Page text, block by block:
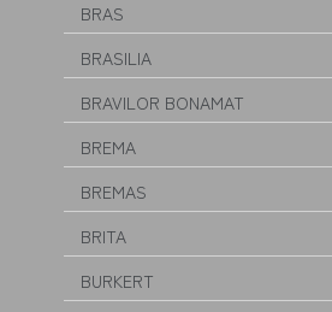
BRAS
BRASILIA
BRAVILOR BONAMAT
BREMA
BREMAS
BRITA
BURKERT